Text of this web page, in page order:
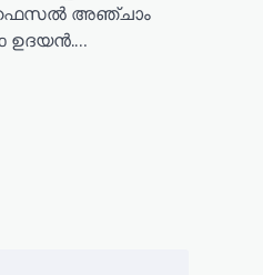
അഞ്ചാം
ഉദയൻ.…